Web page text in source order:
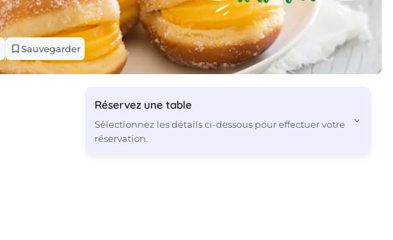
Sauvegarder
Réservez une table
Sélectionnez les détails ci-dessous pour effectuer votre
réservation.